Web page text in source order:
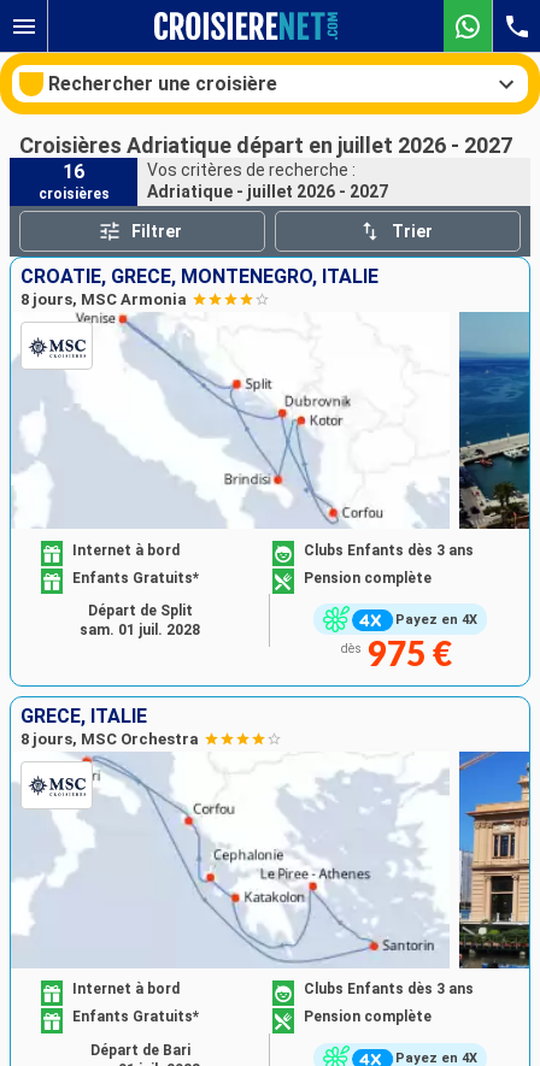
Rechercher une croisière
Nos destinations
Mois de départ
Ports
Rechercher
Croisières Adriatique départ en juillet 2026 - 2027
16
croisières
Vos critères de recherche :
Adriatique - juillet 2026 - 2027
Filtrer Trier
CROATIE, GRÈCE, MONTÉNÉGRO, ITALIE
8 jours, MSC Armonia
Payez en 4X
Internet à bord
Clubs Enfants dès 3 ans
Enfants Gratuits*
Pension complète
dès 975 €
Départ de Split
sam. 01 juil. 2028
GRÈCE, ITALIE
8 jours, MSC Orchestra
Payez en 4X
Internet à bord
Clubs Enfants dès 3 ans
Enfants Gratuits*
Pension complète
Départ de Bari